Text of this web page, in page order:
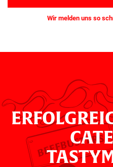
Wir melden uns so